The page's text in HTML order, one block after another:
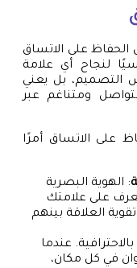
الحفاظ على الاتساق
لنجاح أي علامة
التصميم، بل يعني
ومتناغم عبر
على الاتساق أمرًا
: الهوية البصرية
على علامتك
العلاقة بينهم
عندما
في كل مكان،